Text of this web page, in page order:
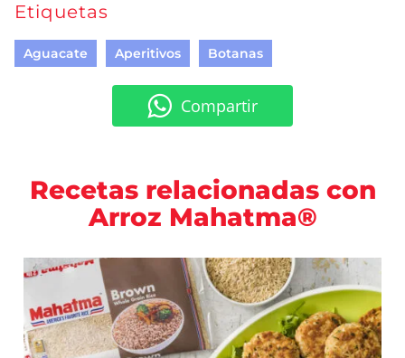
Etiquetas
Aguacate Aperitivos Botanas
Compartir
Recetas relacionadas con
Arroz Mahatma®